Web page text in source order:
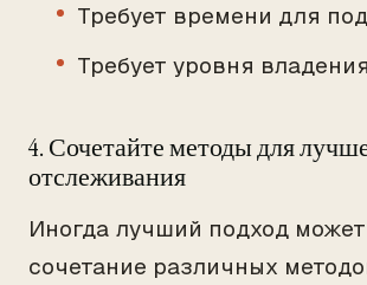
Требует времени для
Требует уровня
4. Сочетайте методы для
отслеживания
Иногда лучший подход
сочетание различных